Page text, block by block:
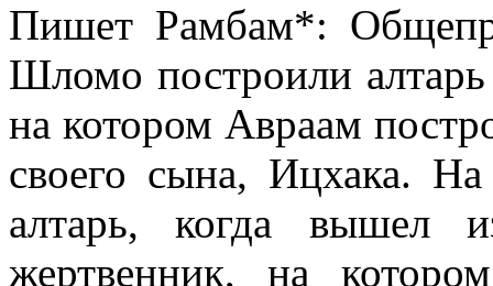
Пишет Рамбам*:
Шломо построили
на котором Авраам
своего сына, Ицхака.
алтарь, когда вышел
жертвенник, на